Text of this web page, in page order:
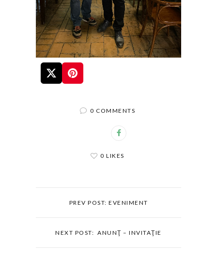
0 COMMENTS
0 LIKES
PREV POST: EVENIMENT
NEXT POST: ANUNŢ – INVITAŢIE